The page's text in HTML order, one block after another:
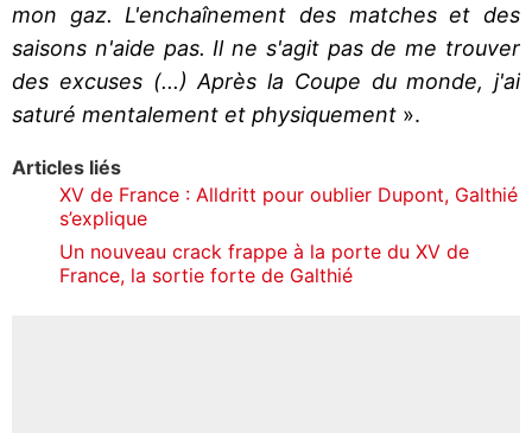
mon gaz. L'enchaînement des matches et des
saisons n'aide pas. Il ne s'agit pas de me trouver
des excuses (...) Après la Coupe du monde, j'ai
saturé mentalement et physiquement ».
Articles liés
XV de France : Alldritt pour oublier Dupont, Galthié
s’explique
Un nouveau crack frappe à la porte du XV de
France, la sortie forte de Galthié